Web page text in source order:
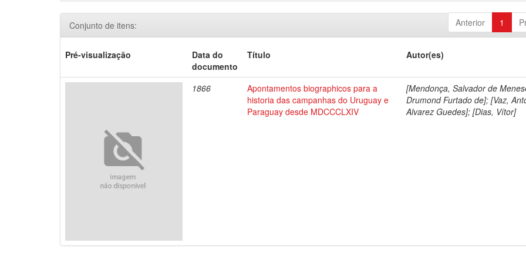
Anterior 1
Conjunto de itens:
Pré-visualização
Data do
documento
Título Autor(es)
1866
Apontamentos biographicos para a
historia das campanhas do Uruguay e
Paraguay desde MDCCCLXIV
[Mendonça, Salvador de
Drumond Furtado de]; [Vaz,
Alvarez Guedes]; [Dias, Vítor]